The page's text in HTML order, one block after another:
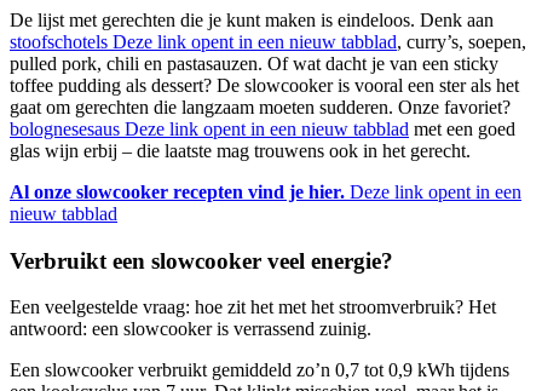
De lijst met gerechten die je kunt maken is eindeloos. Denk aan
stoofschotels Deze link opent in een nieuw tabblad, curry’s, soepen,
pulled pork, chili en pastasauzen. Of wat dacht je van een sticky
toffee pudding als dessert? De slowcooker is vooral een ster als het
gaat om gerechten die langzaam moeten sudderen. Onze favoriet?
bolognesesaus Deze link opent in een nieuw tabblad met een goed
glas wijn erbij – die laatste mag trouwens ook in het gerecht.
Al onze slowcooker recepten vind je hier. Deze link opent in een
nieuw tabblad
Verbruikt een slowcooker veel energie?
Een veelgestelde vraag: hoe zit het met het stroomverbruik? Het
antwoord: een slowcooker is verrassend zuinig.
Een slowcooker verbruikt gemiddeld zo’n 0,7 tot 0,9 kWh tijdens